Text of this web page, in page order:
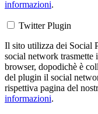
informazioni.
Twitter Plugin
Il sito utilizza dei Social
social network trasmette
browser, dopodichè è
del plugin il social
rispettiva pagina del
informazioni.